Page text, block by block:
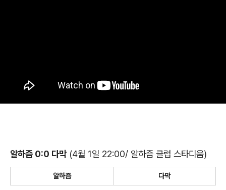
알하즘 0:0 다막(4월 1일 22:00/ 알하즘 클럽 스타디움)
알하즘 다막